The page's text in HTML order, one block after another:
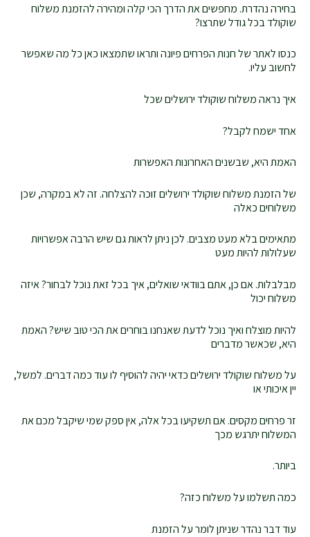
בחירה נהדרת. מחפשים את הדרך הכי קלה ומהירה להזמנת משלוח
שוקולד בכל גודל שתרצו?
כנסו לאתר של חנות הפרחים פיונה ותראו שתמצאו כאן כל מה שאפשר
לחשוב עליו.
איך נראה משלוח שוקולד ירושלים שכל
אחד ישמח לקבל?
האמת היא, שבשנים האחרונות האפשרות
של הזמנת משלוח שוקולד ירושלים זוכה להצלחה. זה לא במקרה, שכן
משלוחים כאלה
מתאימים בלא מעט מצבים. לכן ניתן לראות גם שיש הרבה אפשרויות
שעלולות להיות מעט
מבלבלות. אם כן, אתם בוודאי שואלים, איך בכל זאת נוכל לבחור? איזה
משלוח יכול
להיות מוצלח ואיך נוכל לדעת שאנחנו בוחרים את הכי טוב שיש? האמת
היא, שכאשר מדברים
על משלוח שוקולד ירושלים כדאי יהיה להוסיף לו עוד כמה דברים. למשל,
יין איכותי או
זר פרחים מקסים. אם תשקיעו בכל אלה, אין ספק שמי שיקבל מכם את
המשלוח יתרגש מכך
ביותר.
כמה תשלמו על משלוח כזה?
עוד דבר נהדר שניתן לומר על הזמנת